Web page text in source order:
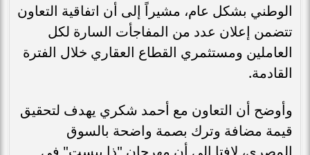
الوطني بشكل عام، مشيراً إلى أن اتفاقية التعاون
تتضمن إعلان عدد من المفاجأت السارة لكل
العاملين ومستثمري القطاع العقاري خلال الفترة
القادمة.
وأوضح أن التعاون مع أحمد شكري يهدف لتحقيق
قيمة مضافة وترك بصمة واضحة بالسوق
المصري، لافتا إلى أن مهرجان "ذا بيست" في